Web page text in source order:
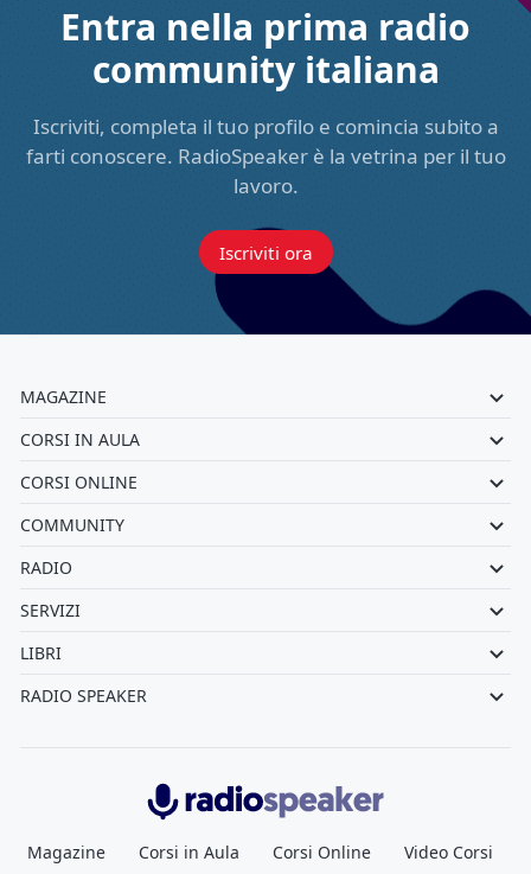
Entra nella prima radio
community italiana
Iscriviti, completa il tuo profilo e comincia subito a
farti conoscere. RadioSpeaker è la vetrina per il tuo
lavoro.
Iscriviti ora
MAGAZINE
CORSI IN AULA
CORSI ONLINE
COMMUNITY
RADIO
SERVIZI
LIBRI
RADIO SPEAKER
Radiospeaker.it
Magazine Corsi in Aula Corsi Online
Video Corsi